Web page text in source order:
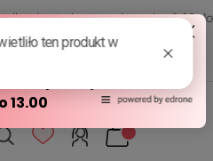
do piątku w godzinach - 8:00 do
15:00
sklep@modasizeplus.pl